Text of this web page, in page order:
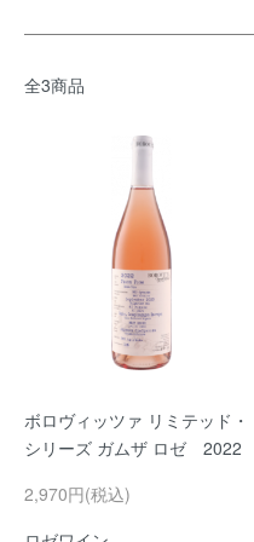
全3商品
ボロヴィッツァ リミテッド・
シリーズ ガムザ ロゼ 2022
2,970円(税込)